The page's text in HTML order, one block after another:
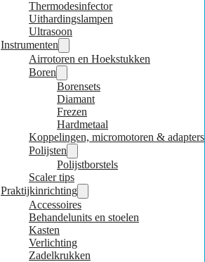
Thermodesinfector
Uithardingslampen
Ultrasoon
Instrumenten
Airrotoren en Hoekstukken
Boren
Borensets
Diamant
Frezen
Hardmetaal
Koppelingen, micromotoren & adapters
Polijsten
Polijstborstels
Scaler tips
Praktijkinrichting
Accessoires
Behandelunits en stoelen
Kasten
Verlichting
Zadelkrukken